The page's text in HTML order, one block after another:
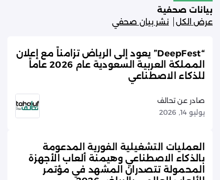
بيانات صحفية
عرض الكل
نشر بيان صحفي
“DeepFest” يعود إلى الرياض تزامناً مع إعلان
المملكة العربية السعودية عام 2026 عاماً
للذكاء الاصطناعي
صادر عن تحالف
يوليو 14, 2026
العمليات التشغيلية الفورية المدعومة
بالذكاء الاصطناعي وهيمنة ألعاب الأجهزة
المحمولة تتصدران المشهد في مؤتمر